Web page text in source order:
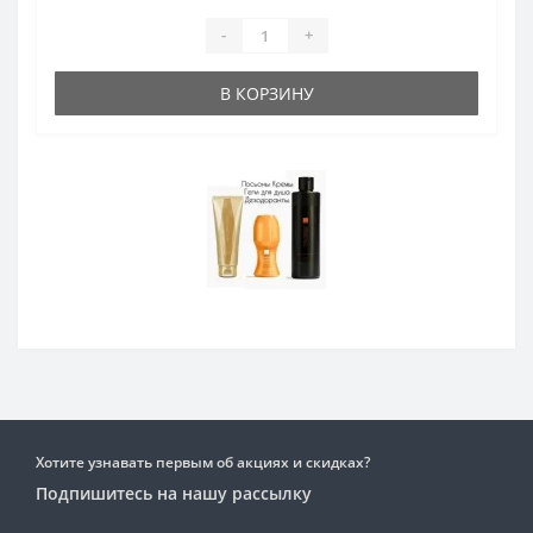
- +
В КОРЗИНУ
Хотите узнавать первым об акциях и скидках?
Подпишитесь на нашу рассылку